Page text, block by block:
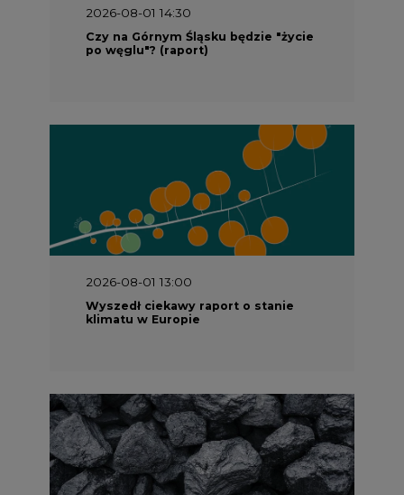
2026-08-01 14:30
Czy na Górnym Śląsku będzie "życie
po węglu"? (raport)
2026-08-01 13:00
Wyszedł ciekawy raport o stanie
klimatu w Europie